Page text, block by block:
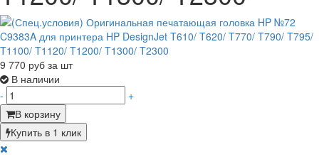
9 770 руб за шт
В наличии
-
+
В корзину
Купить в 1 клик